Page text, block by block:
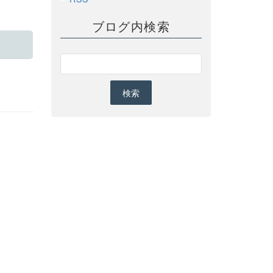
ブログ内検索